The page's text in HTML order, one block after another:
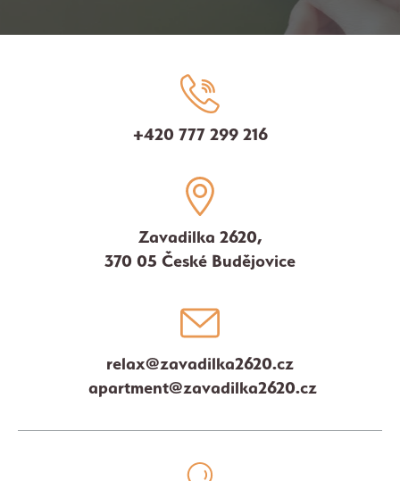
+420 777 299 216
Zavadilka 2620,
370 05 České Budějovice
relax@zavadilka2620.cz
apartment@zavadilka2620.cz